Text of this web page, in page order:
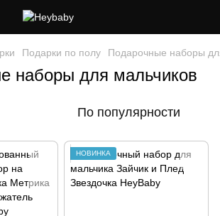
Подарки по полу Подарочные наборы
наборы для мальчиков
По популярности
НОВИНКА